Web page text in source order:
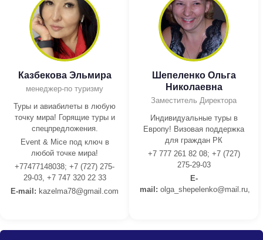
Казбекова Эльмира
менеджер-по туризму
Туры и авиабилеты в любую
точку мира! Горящие туры и
спецпредложения.
Event & Mice под ключ в
любой точке мира!
+77477148038; +7 (727) 275-
29-03, +7 747 320 22 33
E-mail: kazelma78@gmail.com
Шепеленко Ольга
Николаевна
Заместитель Директора
Индивидуальные туры в
Европу! Визовая поддержка
для граждан РК
+7 777 261 82 08; +7 (727)
275-29-03
E-
mail: olga_shepelenko@mail.ru,